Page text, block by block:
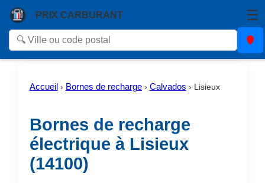
PRIX CARBURANT ☰
Accueil › Bornes de recharge› Calvados › Lisieux
Bornes de recharge
électrique à Lisieux
(14100)